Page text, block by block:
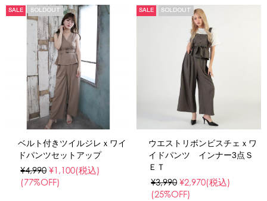
SALE SOLDOUT
ベルト付きツイルジレｘワイ
ドパンツセットアップ
¥4,990 ¥1,100(税込)
(77%OFF)
SALE SOLDOUT
ウエストリボンビスチェｘワ
イドパンツ インナー3点Ｓ
ＥＴ
¥3,990 ¥2,970(税込)
(25%OFF)